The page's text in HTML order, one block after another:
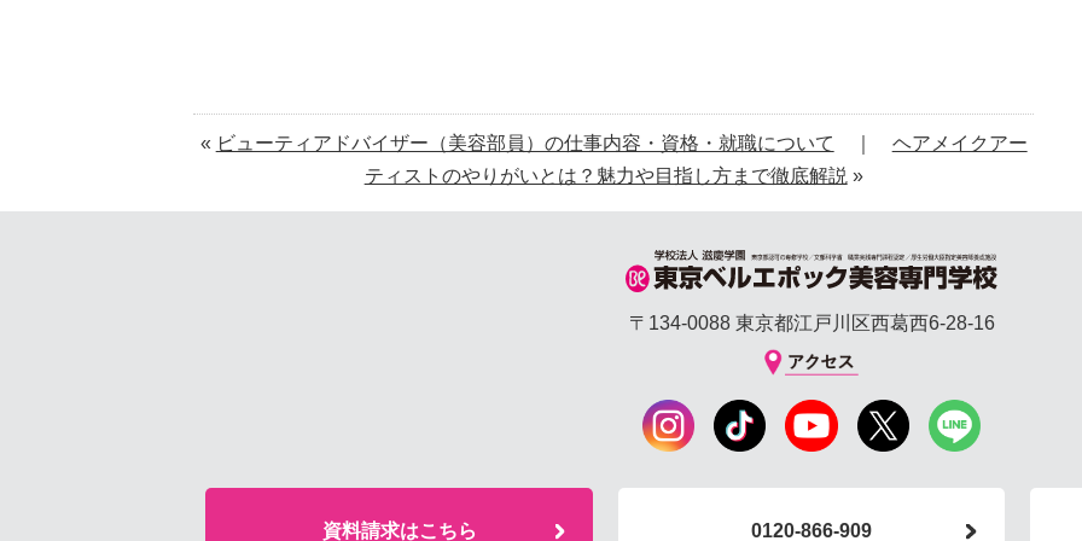
« ビューティアドバイザー（美容部員）の仕事内容・資格・就職について
ヘアメイクアー
ティストのやりがいとは？魅力や目指し方まで徹底解説 »
〒134-0088 東京都江戸川区西葛西6-28-16
資料請求はこちら 0120-866-909